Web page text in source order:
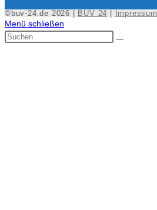
©buv-24.de 2026 | BUV 24 Impressum
Menü schließen